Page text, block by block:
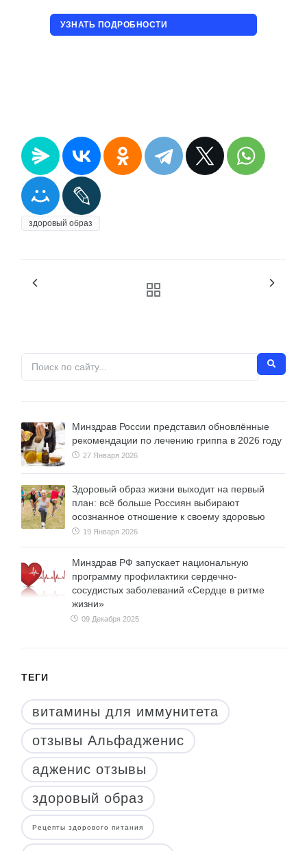
УЗНАТЬ ПОДРОБНОСТИ
здоровый образ
Минздрав России представил обновлённые
рекомендации по лечению гриппа в 2026 году
27 Января 2026
Здоровый образ жизни выходит на первый
план: всё больше Россиян выбирают
осознанное отношение к своему здоровью
19 Января 2026
Минздрав РФ запускает национальную
программу профилактики сердечно-
сосудистых заболеваний «Сердце в ритме
жизни»
09 Декабря 2025
ТЕГИ
витамины для иммунитета
отзывы Альфадженис
адженис отзывы
здоровый образ
Рецепты здорового питания